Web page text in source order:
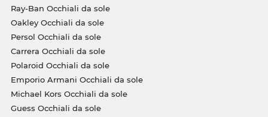
Ray-Ban Occhiali da sole
Oakley Occhiali da sole
Persol Occhiali da sole
Carrera Occhiali da sole
Polaroid Occhiali da sole
Emporio Armani Occhiali da sole
Michael Kors Occhiali da sole
Guess Occhiali da sole